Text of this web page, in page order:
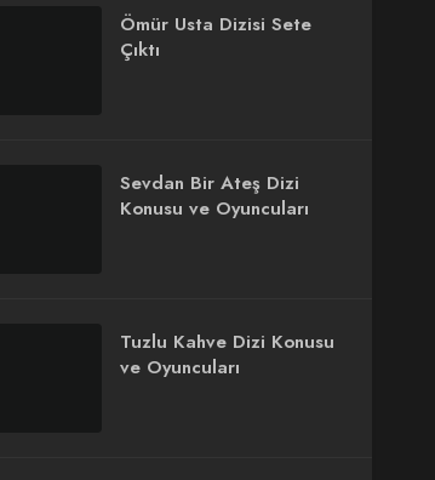
Ömür Usta Dizisi Sete
Çıktı
Sevdan Bir Ateş Dizi
Konusu ve Oyuncuları
Tuzlu Kahve Dizi Konusu
ve Oyuncuları